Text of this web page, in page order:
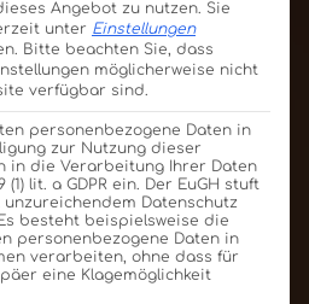
Angebot zu nutzen. Sie
unter Einstellungen
Bitte beachten Sie, dass
möglicherweise nicht
verfügbar sind.
personenbezogene Daten in
zur Nutzung dieser
in die Verarbeitung Ihrer Daten
lit. a GDPR ein. Der EuGH stuft
Datenschutz
besteht beispielsweise die
personenbezogene Daten in
verarbeiten, ohne dass für
eine Klagemöglichkeit